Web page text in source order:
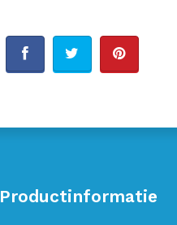
Productinformatie